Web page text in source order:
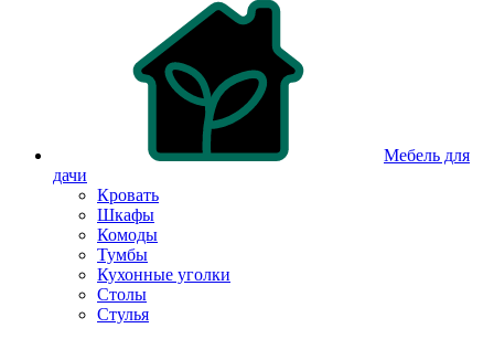
Мебель для
дачи
Кровать
Шкафы
Комоды
Тумбы
Кухонные уголки
Столы
Стулья